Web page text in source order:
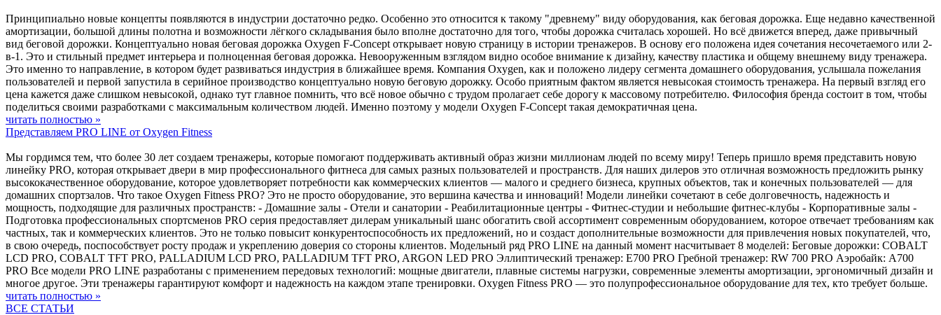
Принципиально новые концепты появляются в индустрии достаточно редко. Особенно это относится к такому "древнему" виду оборудования, как беговая дорожка. Еще недавно качественной
амортизации, большой длины полотна и возможности лёгкого складывания было вполне достаточно для того, чтобы дорожка считалась хорошей. Но всё движется вперед, даже привычный
вид беговой дорожки. Концептуально новая беговая дорожка Oxygen F-Concept открывает новую страницу в истории тренажеров. В основу его положена идея сочетания несочетаемого или 2-
в-1. Это и стильный предмет интерьера и полноценная беговая дорожка. Невооруженным взглядом видно особое внимание к дизайну, качеству пластика и общему внешнему виду тренажера.
Это именно то направление, в котором будет развиваться индустрия в ближайшее время. Компания Oxygen, как и положено лидеру сегмента домашнего оборудования, услышала пожелания
пользователей и первой запустила в серийное производство концептуально новую беговую дорожку. Особо приятным фактом является невысокая стоимость тренажера. На первый взгляд его
цена кажется даже слишком невысокой, однако тут главное помнить, что всё новое обычно с трудом пролагает себе дорогу к массовому потребителю. Философия бренда состоит в том, чтобы
поделиться своими разработками с максимальным количеством людей. Именно поэтому у модели Oxygen F-Concept такая демократичная цена.
читать полностью »
Представляем PRO LINE от Oxygen Fitness
Мы гордимся тем, что более 30 лет создаем тренажеры, которые помогают поддерживать активный образ жизни миллионам людей по всему миру! Теперь пришло время представить новую
линейку PRO, которая открывает двери в мир профессионального фитнеса для самых разных пользователей и пространств. Для наших дилеров это отличная возможность предложить рынку
высококачественное оборудование, которое удовлетворяет потребности как коммерческих клиентов — малого и среднего бизнеса, крупных объектов, так и конечных пользователей — для
домашних спортзалов. Что такое Oxygen Fitness PRO? Это не просто оборудование, это вершина качества и инноваций! Модели линейки сочетают в себе долговечность, надежность и
мощность, подходящие для различных пространств: - Домашние залы - Отели и санатории - Реабилитационные центры - Фитнес-студии и небольшие фитнес-клубы - Корпоративные залы -
Подготовка профессиональных спортсменов PRO серия предоставляет дилерам уникальный шанс обогатить свой ассортимент современным оборудованием, которое отвечает требованиям как
частных, так и коммерческих клиентов. Это не только повысит конкурентоспособность их предложений, но и создаст дополнительные возможности для привлечения новых покупателей, что,
в свою очередь, поспособствует росту продаж и укреплению доверия со стороны клиентов. Модельный ряд PRO LINE на данный момент насчитывает 8 моделей: Беговые дорожки: COBALT
LCD PRO, COBALT TFT PRO, PALLADIUM LCD PRO, PALLADIUM TFT PRO, ARGON LED PRO Эллиптический тренажер: E700 PRO Гребной тренажер: RW 700 PRO Аэробайк: A700
PRO Все модели PRO LINE разработаны с применением передовых технологий: мощные двигатели, плавные системы нагрузки, современные элементы амортизации, эргономичный дизайн и
многое другое. Эти тренажеры гарантируют комфорт и надежность на каждом этапе тренировки. Oxygen Fitness PRO — это полупрофессиональное оборудование для тех, кто требует больше.
читать полностью »
ВСЕ СТАТЬИ